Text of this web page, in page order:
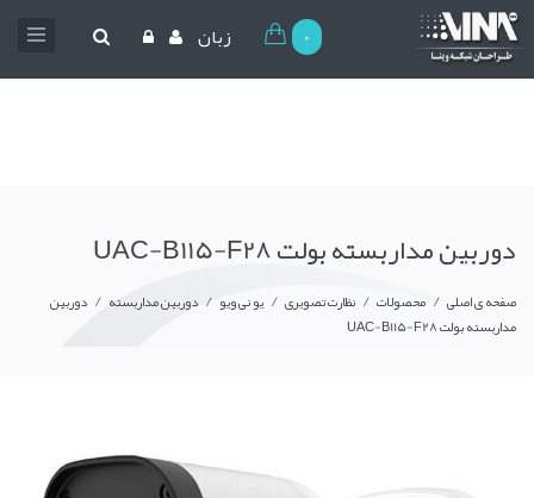
0 زبان
دوربین مداربسته بولت UAC-B115-F28
صفحه ی اصلی / محصولات / نظارت تصویری /یو نی ویو / دوربین مداربسته / دوربین
مداربسته بولت UAC-B115-F28